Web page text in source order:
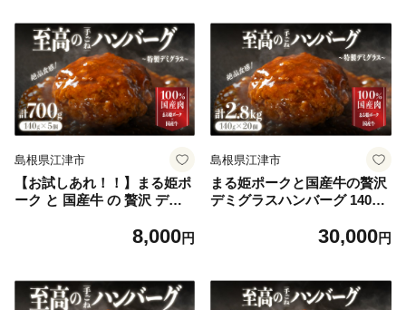
お取り寄せ お取り寄せグルメ
グルメ｜【NK-2】
取り寄せ お取り寄せグルメ
グルメ｜【NK-3】
島根県江津市
【お試しあれ！！】まる姫ポ
ーク と 国産牛 の 贅沢 デミ
(計700g) 【CO-2】 ハンバー
し
8,000円
島根県江津市
まる姫ポークと国産牛の贅沢
デミグラスハンバーグ 140g×
3】 ハンバーグ 惣菜 調理済
30,000円